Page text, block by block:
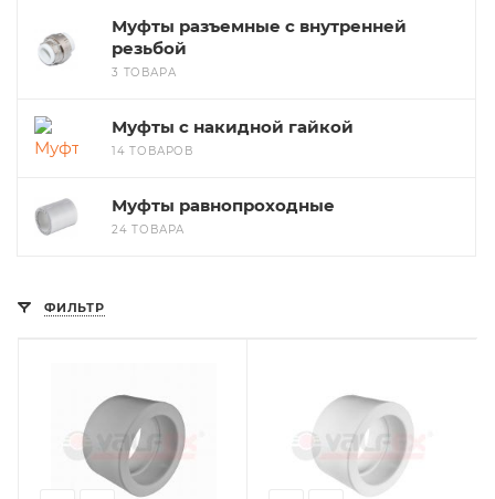
Муфты разъемные с внутренней
резьбой
3 ТОВАРА
Муфты с накидной гайкой
14 ТОВАРОВ
Муфты равнопроходные
24 ТОВАРА
ФИЛЬТР